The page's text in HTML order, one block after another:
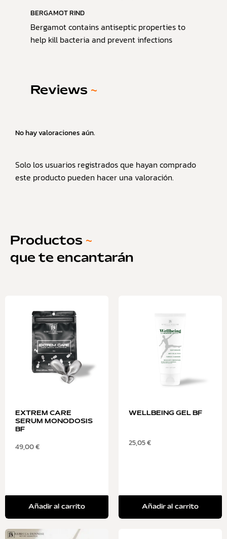
BERGAMOT RIND
Bergamot contains antiseptic properties to
help kill bacteria and prevent infections
Reviews ~
No hay valoraciones aún.
Solo los usuarios registrados que hayan comprado
este producto pueden hacer una valoración.
Productos ~
que te encantarán
EXTREM CARE
SERUM MONODOSIS
BF
49,00€
Añadir al carrito
WELLBEING GEL BF
25,05€
Añadir al carrito